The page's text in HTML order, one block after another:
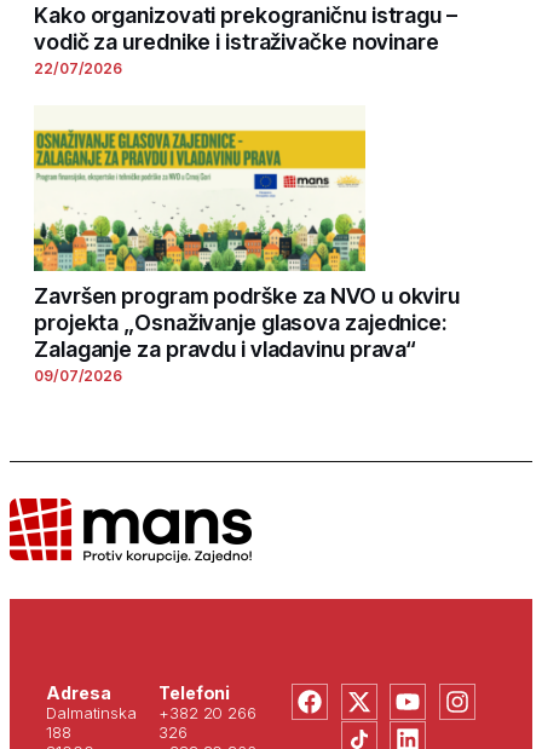
Kako organizovati prekograničnu istragu –
vodič za urednike i istraživačke novinare
22/07/2026
Završen program podrške za NVO u okviru
projekta „Osnaživanje glasova zajednice:
Zalaganje za pravdu i vladavinu prava“
09/07/2026
Adresa
Dalmatinska
188
Telefoni
+382 20 266
326